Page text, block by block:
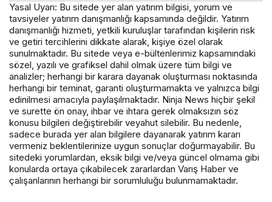
Yasal Uyarı: Bu sitede yer alan yatırım bilgisi, yorum ve
tavsiyeler yatırım danışmanlığı kapsamında değildir. Yatırım
danışmanlığı hizmeti, yetkili kuruluşlar tarafından kişilerin risk
ve getiri tercihlerini dikkate alarak, kişiye özel olarak
sunulmaktadır. Bu sitede veya e-bültenlerimiz kapsamındaki
sözel, yazılı ve grafiksel dahil olmak üzere tüm bilgi ve
analizler; herhangi bir karara dayanak oluşturması noktasında
herhangi bir teminat, garanti oluşturmamakta ve yalnızca bilgi
edinilmesi amacıyla paylaşılmaktadır. Ninja News hiçbir şekil
ve surette ön onay, ihbar ve ihtara gerek olmaksızın söz
konusu bilgileri değiştirebilir veyahut silebilir. Bu nedenle,
sadece burada yer alan bilgilere dayanarak yatırım kararı
vermeniz beklentilerinize uygun sonuçlar doğurmayabilir. Bu
sitedeki yorumlardan, eksik bilgi ve/veya güncel olmama gibi
konularda ortaya çıkabilecek zararlardan Varış Haber ve
çalışanlarının herhangi bir sorumluluğu bulunmamaktadır.